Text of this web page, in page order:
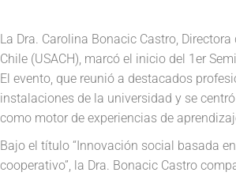
La Dra. Carolina Bonacic Castro,
Chile (USACH), marcó el inicio del 1er
El evento, que reunió a destacados
instalaciones de la universidad y se
como motor de experiencias de
Bajo el título “Innovación social basada
cooperativo”, la Dra. Bonacic Castro